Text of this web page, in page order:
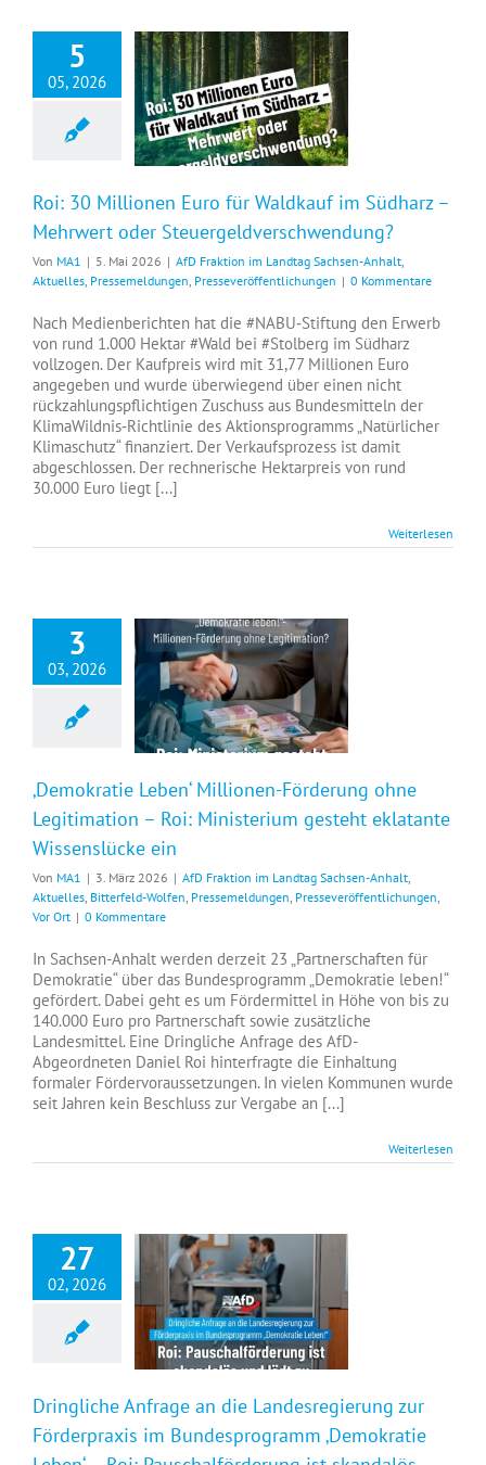
5
05, 2026
Roi: 30 Millionen Euro für Waldkauf im Südharz –
Mehrwert oder Steuergeldverschwendung?
Von MA1 | 5. Mai 2026 | AfD Fraktion im Landtag Sachsen-Anhalt,
Aktuelles, Pressemeldungen, Presseveröffentlichungen | 0 Kommentare
Nach Medienberichten hat die #NABU‑Stiftung den Erwerb
von rund 1.000 Hektar #Wald bei #Stolberg im Südharz
vollzogen. Der Kaufpreis wird mit 31,77 Millionen Euro
angegeben und wurde überwiegend über einen nicht
rückzahlungspflichtigen Zuschuss aus Bundesmitteln der
KlimaWildnis‑Richtlinie des Aktionsprogramms „Natürlicher
Klimaschutz“ finanziert. Der Verkaufsprozess ist damit
abgeschlossen. Der rechnerische Hektarpreis von rund
30.000 Euro liegt [...]
Weiterlesen
3
03, 2026
‚Demokratie Leben‘ Millionen-Förderung ohne
Legitimation – Roi: Ministerium gesteht eklatante
Wissenslücke ein
Von MA1 | 3. März 2026 | AfD Fraktion im Landtag Sachsen-Anhalt,
Aktuelles, Bitterfeld-Wolfen, Pressemeldungen, Presseveröffentlichungen,
Vor Ort | 0 Kommentare
In Sachsen-Anhalt werden derzeit 23 „Partnerschaften für
Demokratie“ über das Bundesprogramm „Demokratie leben!“
gefördert. Dabei geht es um Fördermittel in Höhe von bis zu
140.000 Euro pro Partnerschaft sowie zusätzliche
Landesmittel. Eine Dringliche Anfrage des AfD-
Abgeordneten Daniel Roi hinterfragte die Einhaltung
formaler Fördervoraussetzungen. In vielen Kommunen wurde
seit Jahren kein Beschluss zur Vergabe an [...]
Weiterlesen
27
02, 2026
Dringliche Anfrage an die Landesregierung zur
Förderpraxis im Bundesprogramm ‚Demokratie